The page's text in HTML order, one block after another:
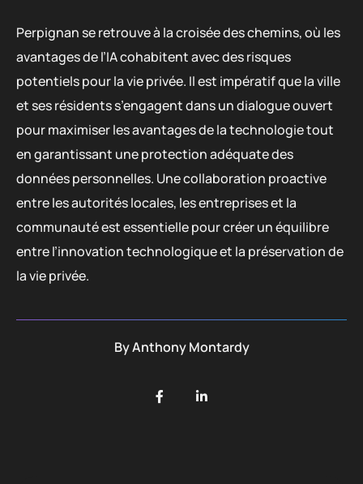
Perpignan se retrouve à la croisée des chemins, où les
avantages de l’IA cohabitent avec des risques
potentiels pour la vie privée. Il est impératif que la ville
et ses résidents s’engagent dans un dialogue ouvert
pour maximiser les avantages de la technologie tout
en garantissant une protection adéquate des
données personnelles. Une collaboration proactive
entre les autorités locales, les entreprises et la
communauté est essentielle pour créer un équilibre
entre l’innovation technologique et la préservation de
la vie privée.
ByAnthony Montardy